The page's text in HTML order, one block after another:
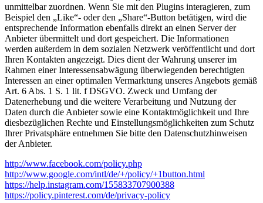
unmittelbar zuordnen. Wenn Sie mit den Plugins interagieren, zum
Beispiel den „Like“- oder den „Share“-Button betätigen, wird die
entsprechende Information ebenfalls direkt an einen Server der
Anbieter übermittelt und dort gespeichert. Die Informationen
werden außerdem in dem sozialen Netzwerk veröffentlicht und dort
Ihren Kontakten angezeigt. Dies dient der Wahrung unserer im
Rahmen einer Interessensabwägung überwiegenden berechtigten
Interessen an einer optimalen Vermarktung unseres Angebots gemäß
Art. 6 Abs. 1 S. 1 lit. f DSGVO. Zweck und Umfang der
Datenerhebung und die weitere Verarbeitung und Nutzung der
Daten durch die Anbieter sowie eine Kontaktmöglichkeit und Ihre
diesbezüglichen Rechte und Einstellungsmöglichkeiten zum Schutz
Ihrer Privatsphäre entnehmen Sie bitte den Datenschutzhinweisen
der Anbieter.
http://www.facebook.com/policy.php
http://www.google.com/intl/de/+/policy/+1button.html
https://help.instagram.com/155833707900388
https://policy.pinterest.com/de/privacy-policy